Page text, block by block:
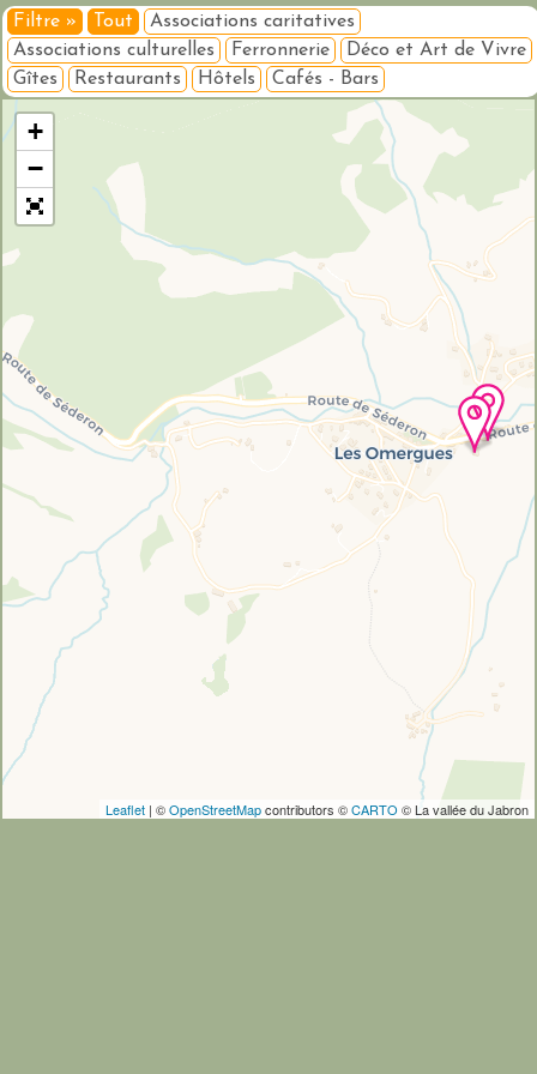
Filtre » Tout
Associations caritatives
Associations culturelles
Ferronnerie
Déco et Art de Vivre
Gîtes
Restaurants Hôtels Cafés - Bars
Veuillez patienter pendant le chargement de la carte...
+
−
Leaflet| ©OpenStreetMapcontributors ©CARTO © La vallée du Jabron